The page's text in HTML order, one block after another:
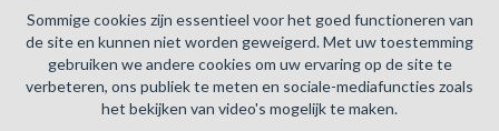
Sommige cookies zijn essentieel voor het goed functioneren van
de site en kunnen niet worden geweigerd. Met uw toestemming
gebruiken we andere cookies om uw ervaring op de site te
verbeteren, ons publiek te meten en sociale-mediafuncties zoals
het bekijken van video's mogelijk te maken.
16B - 1000 Brussel (+32 2 505 38 50 - info@biv.be) -
www.biv.be-Deontologische code
BA en borgstelling via NV AXA Belgium, Troonplein 1, 1000
Brussel (polisnr. 730.390.160) Dekking geldt voor
activiteiten die in België worden uitgevoerd